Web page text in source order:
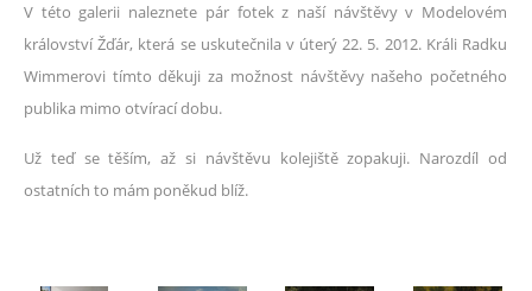
V této galerii naleznete pár fotek z naší návštěvy v Modelovém
království Žďár, která se uskutečnila v úterý 22. 5. 2012. Králi Radku
Wimmerovi tímto děkuji za možnost návštěvy našeho početného
publika mimo otvírací dobu.
Už teď se těším, až si návštěvu kolejiště zopakuji. Narozdíl od
ostatních to mám poněkud blíž.